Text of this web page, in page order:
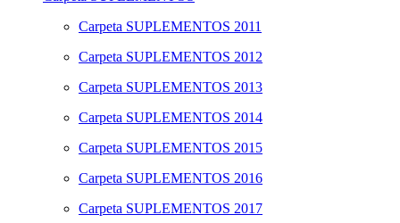
Carpeta SUPLEMENTOS 2011
Carpeta SUPLEMENTOS 2012
Carpeta SUPLEMENTOS 2013
Carpeta SUPLEMENTOS 2014
Carpeta SUPLEMENTOS 2015
Carpeta SUPLEMENTOS 2016
Carpeta SUPLEMENTOS 2017